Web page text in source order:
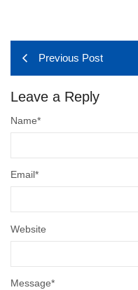
Previous Post
Leave a Reply
Message*
Name*
Email*
Website